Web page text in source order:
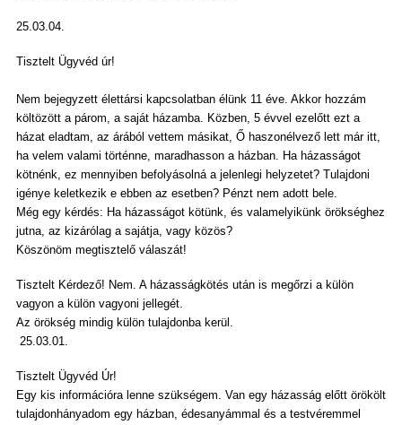
25.03.04.
Tisztelt Ügyvéd úr!
Nem bejegyzett élettársi kapcsolatban élünk 11 éve. Akkor hozzám
költözött a párom, a saját házamba. Közben, 5 évvel ezelőtt ezt a
házat eladtam, az árából vettem másikat, Ő haszonélvező lett már itt,
ha velem valami történne, maradhasson a házban. Ha házasságot
kötnénk, ez mennyiben befolyásolná a jelenlegi helyzetet? Tulajdoni
igénye keletkezik e ebben az esetben? Pénzt nem adott bele.
Még egy kérdés: Ha házasságot kötünk, és valamelyikünk örökséghez
jutna, az kizárólag a sajátja, vagy közös?
Köszönöm megtisztelő válaszát!
Tisztelt Kérdező! Nem. A házasságkötés után is megőrzi a külön
vagyon a külön vagyoni jellegét.
Az örökség mindig külön tulajdonba kerül.
25.03.01.
Tisztelt Ügyvéd Úr!
Egy kis információra lenne szükségem. Van egy házasság előtt örökölt
tulajdonhányadom egy házban, édesanyámmal és a testvéremmel